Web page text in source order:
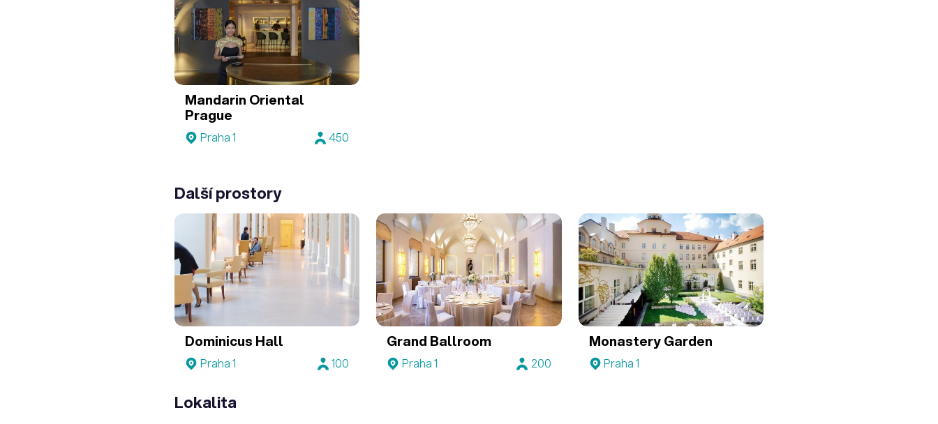
Mandarin Oriental
Prague
Praha 1 450
Další prostory
Dominicus Hall
Praha 1 100
Grand Ballroom
Praha 1 200
Monastery Garden
Praha 1
Lokalita